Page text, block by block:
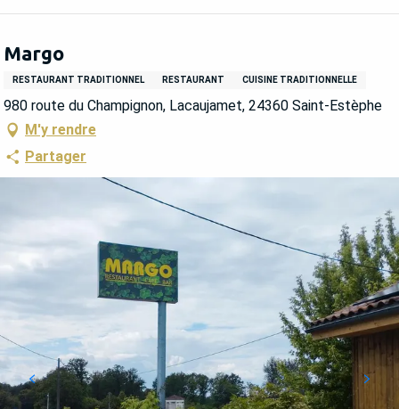
Margo
RESTAURANT TRADITIONNEL RESTAURANT CUISINE TRADITIONNELLE
980 route du Champignon, Lacaujamet, 24360 Saint-Estèphe
M'y rendre
Partager